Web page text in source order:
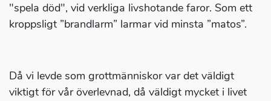
"spela död", vid verkliga livshotande faror. Som ett
kroppsligt ”brandlarm” larmar vid minsta ”matos”.
Då vi levde som grottmänniskor var det väldigt
viktigt för vår överlevnad, då väldigt mycket i livet